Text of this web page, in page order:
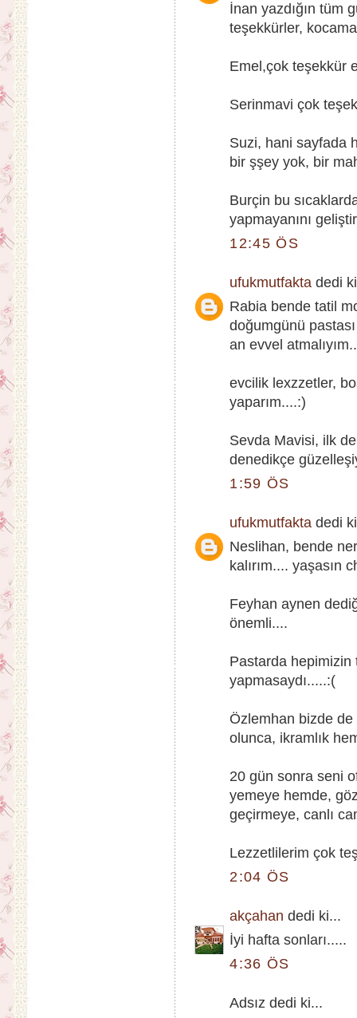
İnan yazdığın tüm
teşekkürler,
Emel,çok teşekkür
Serinmavi çok
Suzi, hani sayfada
bir şşey yok, bir
Burçin bu
yapmayanını
12:45 ÖS
ufukmutfakta dedi
Rabia bende tatil
doğumgünü
an evvel
evcilik lexzzetler,
yaparım....:)
Sevda Mavisi, ilk
denedikçe
1:59 ÖS
ufukmutfakta dedi
Neslihan, bende
kalırım.... yaşasın
Feyhan aynen
önemli....
Pastarda hepimizin
yapmasaydı.....:(
Özlemhan bizde
olunca, ikramlık
20 gün sonra seni
yemeye hemde,
geçirmeye, canlı
Lezzetlilerim çok
2:04 ÖS
akçahan dedi ki...
İyi hafta sonları.....
4:36 ÖS
Adsız dedi ki...